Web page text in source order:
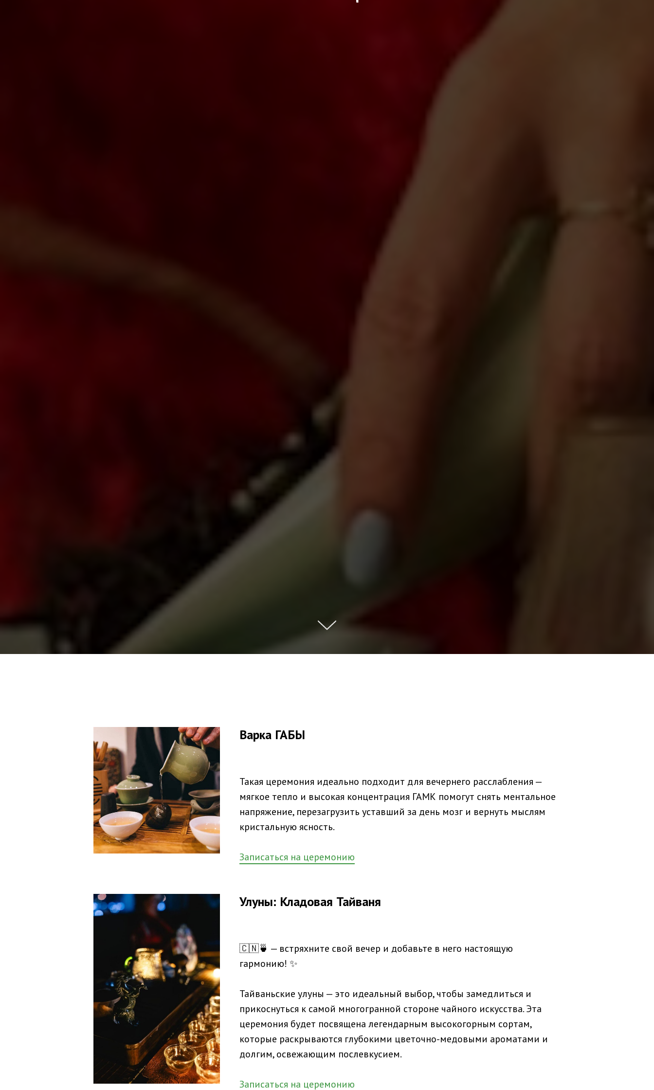
Варка ГАБЫ
Такая церемония идеально подходит для вечернего расслабления —
мягкое тепло и высокая концентрация ГАМК помогут снять ментальное
напряжение, перезагрузить уставший за день мозг и вернуть мыслям
кристальную ясность.
Записаться на церемонию
Улуны: Кладовая Тайваня
🇨🇳🍵 — встряхните свой вечер и добавьте в него настоящую
гармонию! ✨
Тайваньские улуны — это идеальный выбор, чтобы замедлиться и
прикоснуться к самой многогранной стороне чайного искусства. Эта
церемония будет посвящена легендарным высокогорным сортам,
которые раскрываются глубокими цветочно-медовыми ароматами и
долгим, освежающим послевкусием.
Записаться на церемонию